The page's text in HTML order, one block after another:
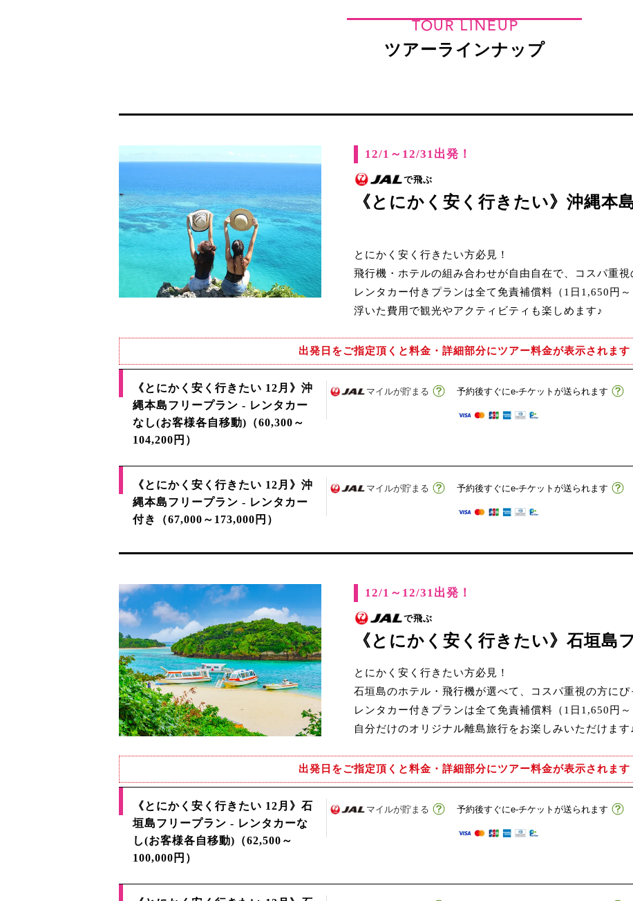
TOUR LINEUP
ツアーラインナップ
12/1～12/31出発！
で飛ぶ
《とにかく安く行きたい》沖縄本
とにかく安く行きたい方必見！
飛行機・ホテルの組み合わせが自由自在で、コスパ重視
レンタカー付きプランは全て免責補償料（1日1,650円～
浮いた費用で観光やアクティビティも楽しめます♪
出発日をご指定頂くと料金・詳細部分にツアー料金が表示されます
《とにかく安く行きたい 12月》沖
縄本島フリープラン - レンタカー
なし(お客様各自移動)（60,300～
104,200円）
マイルが貯まる
予約後すぐにe-チケットが送られます
《とにかく安く行きたい 12月》沖
縄本島フリープラン - レンタカー
付き（67,000～173,000円）
マイルが貯まる
予約後すぐにe-チケットが送られます
12/1～12/31出発！
で飛ぶ
《とにかく安く行きたい》石垣島
とにかく安く行きたい方必見！
石垣島のホテル・飛行機が選べて、コスパ重視の方にぴ
レンタカー付きプランは全て免責補償料（1日1,650円～
自分だけのオリジナル離島旅行をお楽しみいただけます
出発日をご指定頂くと料金・詳細部分にツアー料金が表示されます
《とにかく安く行きたい 12月》石
垣島フリープラン - レンタカーな
し(お客様各自移動)（62,500～
100,000円）
マイルが貯まる
予約後すぐにe-チケットが送られます